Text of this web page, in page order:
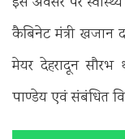
कैबिनेट मंत्री खजान
मेयर देहरादून
पाण्डेय एवं संबंधित